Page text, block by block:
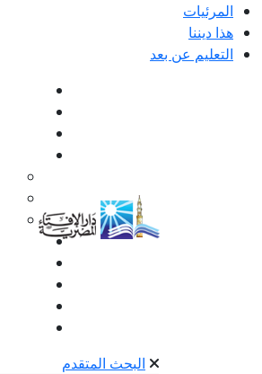
المرئيات
هذا ديننا
التعليم عن بعد
البحث المتقدم